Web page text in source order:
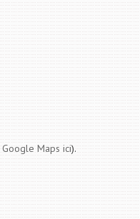
Google Maps ici).